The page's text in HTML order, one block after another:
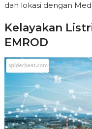
dan lokasi dengan
Kelayakan
EMROD